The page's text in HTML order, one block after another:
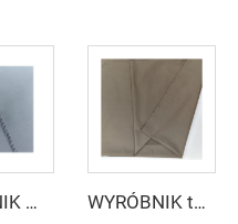
WYRÓBNIK mikrofibrowej tkaniny dla mężczyzn z wirującego poliestru tkanina toyobo koszula arabski thobe WYRÓBNIK tkaniny arabskiego thobe dla mężczyzn z wirującego poliestru tkanina toyobo koszula arabski thobe